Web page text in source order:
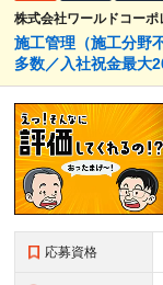
株式会社ワールドコーポ
施工管理（施工分野
多数／入社祝金最大
応募資格